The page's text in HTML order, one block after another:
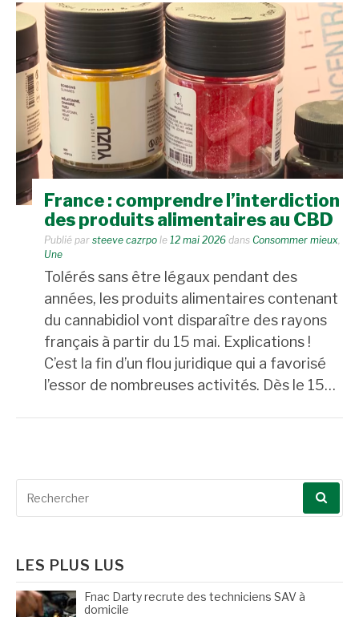
France : comprendre l’interdiction
des produits alimentaires au CBD
Publié par steeve cazrpo le 12 mai 2026 dans Consommer mieux
Une
Tolérés sans être légaux pendant des
années, les produits alimentaires contenant
du cannabidiol vont disparaître des rayons
français à partir du 15 mai. Explications !
C’est la fin d’un flou juridique qui a favorisé
l’essor de nombreuses activités. Dès le 15…
LES PLUS LUS
Fnac Darty recrute des techniciens SAV à
domicile